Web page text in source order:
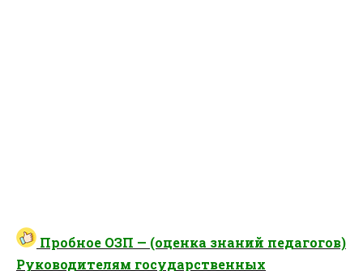
Пробное ОЗП — (оценка знаний педагогов)
Руководителям государственных